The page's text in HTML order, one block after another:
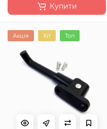
Купити
Акція Хіт Топ